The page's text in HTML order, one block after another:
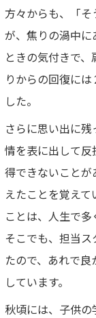
方々からも、「
が、焦りの渦中
ときの気付きで
りからの回復に
した。
さらに思い出に
情を表に出して反
得できないこと
えたことを覚え
ことは、人生で
そこでも、担当
たので、あれで
しています。
秋頃には、子供